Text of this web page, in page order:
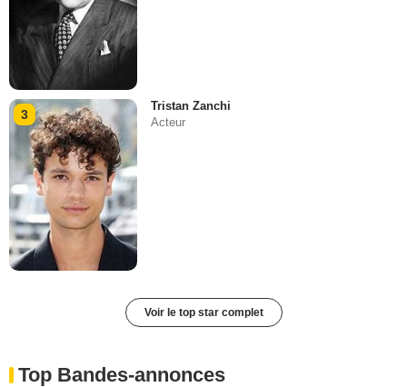
3
Tristan Zanchi
Acteur
Voir le top star complet
Top Bandes-annonces